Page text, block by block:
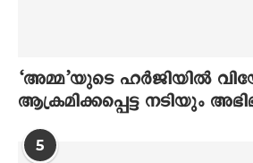
‘അമ്മ’യുടെ ഹര്‍ജിയില്‍
ആക്രമിക്കപ്പെട്ട നടിയും
5